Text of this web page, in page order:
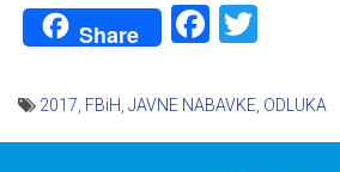
Share
2017 FBiH JAVNE NABAVKE ODLUKA